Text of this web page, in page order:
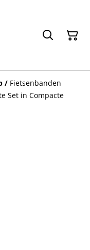
/ Fietsenbanden
Set in Compacte